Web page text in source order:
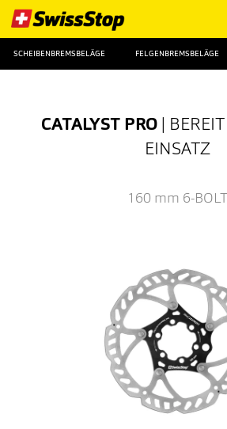
SCHEIBENBREMSBELÄGE FELGENBREMSBELÄGE
CATALYST PRO| BEREIT
EINSATZ
160 mm 6-BOLT